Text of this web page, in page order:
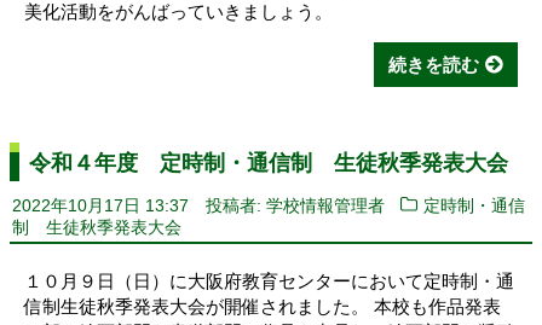
美化活動をがんばっていきましょう。
続きを読む
令和４年度 定時制・通信制 生徒秋季発表大会
2022年10月17日 13:37 投稿者: 学校情報管理者
定時制・通信
制 生徒秋季発表大会
１０月９日（日）に大阪府教育センターにおいて定時制・通
信制生徒秋季発表大会が開催されました。 本校も作品発表